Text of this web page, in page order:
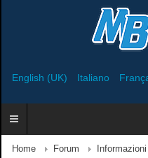
English (UK) Italiano
Home Forum